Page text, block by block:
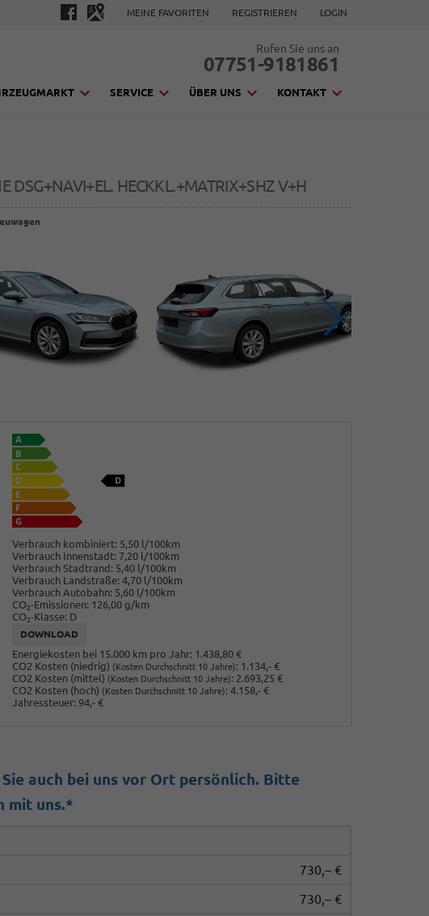
MEINE FAVORITEN REGISTRIEREN LOGIN
Rufen Sie uns an
07751-9181861
SERVICE ÜBER UNS KONTAKT
DSG+NAVI+EL. HECKKL.+MATRIX+SHZ V+H
Verbrauch kombiniert: 5,50 l/100km
Verbrauch Innenstadt: 7,20 l/100km
Verbrauch Stadtrand: 5,40 l/100km
Verbrauch Landstraße: 4,70 l/100km
Verbrauch Autobahn: 5,60 l/100km
CO2-Emissionen: 126,00 g/km
CO2-Klasse: D
DOWNLOAD
Energiekosten bei 15.000 km pro Jahr: 1.438,80 €
CO2 Kosten (niedrig) (Kosten Durchschnitt 10 Jahre): 1.134,- €
CO2 Kosten (mittel) (Kosten Durchschnitt 10 Jahre): 2.693,25 €
CO2 Kosten (hoch) (Kosten Durchschnitt 10 Jahre): 4.158,- €
Jahressteuer: 94,- €
auch bei uns vor Ort persönlich. Bitte
mit uns.*
730,– €
730,– €